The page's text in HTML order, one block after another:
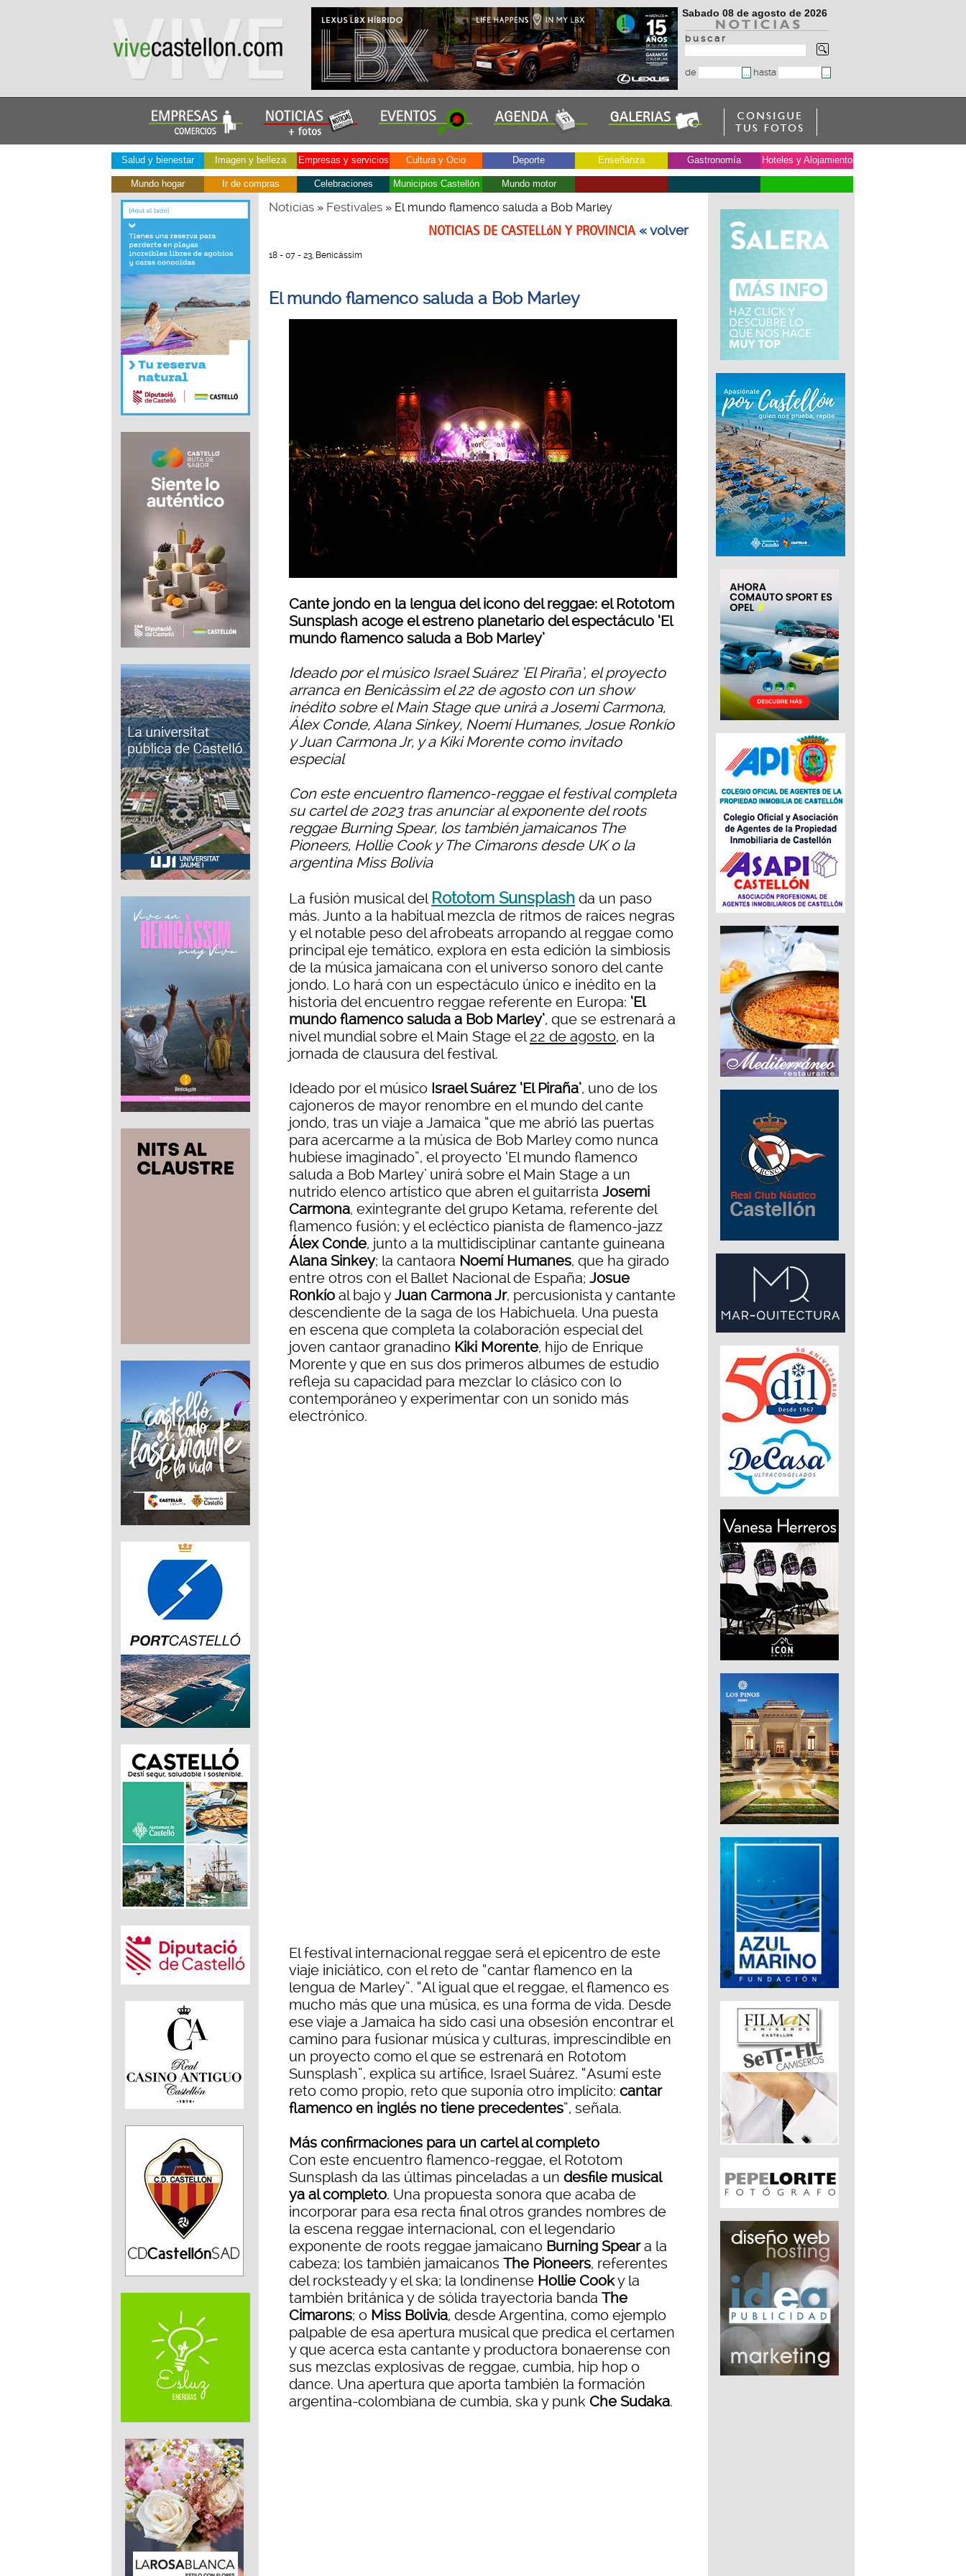
Sabado 08 de agosto de 2026
b u s c a r
de hasta
Salud y bienestar Imagen y belleza Empresas y servicios Cultura y Ocio Deporte Enseñanza Gastronomía Hoteles y Alojamiento
Mundo hogar Ir de compras Celebraciones Municipios Castellón Mundo motor
Noticias» Festivales» El mundo flamenco saluda a Bob Marley
NOTICIAS DE CASTELLóN Y PROVINCIA« volver
18 - 07 - 23, Benicàssim
El mundo flamenco saluda a Bob Marley
Cante jondo en la lengua del icono del reggae: el Rototom
Sunsplash acoge el estreno planetario del espectáculo ‘El
mundo flamenco saluda a Bob Marley’
Ideado por el músico Israel Suárez ‘El Piraña’, el proyecto
arranca en Benicàssim el 22 de agosto con un show
inédito sobre el Main Stage que unirá a Josemi Carmona,
Álex Conde, Alana Sinkey, Noemí Humanes, Josue Ronkío
y Juan Carmona Jr, y a Kiki Morente como invitado
especial
Con este encuentro flamenco-reggae el festival completa
su cartel de 2023 tras anunciar al exponente del roots
reggae Burning Spear, los también jamaicanos The
Pioneers, Hollie Cook y The Cimarons desde UK o la
argentina Miss Bolivia
La fusión musical del Rototom Sunsplash da un paso
más. Junto a la habitual mezcla de ritmos de raíces negras
y el notable peso del afrobeats arropando al reggae como
principal eje temático, explora en esta edición la simbiosis
de la música jamaicana con el universo sonoro del cante
jondo. Lo hará con un espectáculo único e inédito en la
historia del encuentro reggae referente en Europa: ‘El
mundo flamenco saluda a Bob Marley’, que se estrenará a
nivel mundial sobre el Main Stage el22 de agosto, en la
jornada de clausura del festival.
Ideado por el músico Israel Suárez ‘El Piraña’, uno de los
cajoneros de mayor renombre en el mundo del cante
jondo, tras un viaje a Jamaica “que me abrió las puertas
para acercarme a la música de Bob Marley como nunca
hubiese imaginado”, el proyecto ‘El mundo flamenco
saluda a Bob Marley’ unirá sobre el Main Stage a un
nutrido elenco artístico que abren el guitarrista Josemi
Carmona, exintegrante del grupo Ketama, referente del
flamenco fusión; y el ecléctico pianista de flamenco-jazz
Álex Conde, junto a la multidisciplinar cantante guineana
Alana Sinkey; la cantaora Noemí Humanes, que ha girado
entre otros con el Ballet Nacional de España; Josue
Ronkío al bajo yJuan Carmona Jr, percusionista y cantante
descendiente de la saga de los Habichuela. Una puesta
en escena que completa la colaboración especial del
joven cantaor granadino Kiki Morente, hijo de Enrique
Morente y que en sus dos primeros albumes de estudio
refleja su capacidad para mezclar lo clásico con lo
contemporáneo y experimentar con un sonido más
electrónico.
El festival internacional reggae será el epicentro de este
viaje iniciático, con el reto de “cantar flamenco en la
lengua de Marley”. “Al igual que el reggae, el flamenco es
mucho más que una música, es una forma de vida. Desde
ese viaje a Jamaica ha sido casi una obsesión encontrar el
camino para fusionar música y culturas, imprescindible en
un proyecto como el que se estrenará en Rototom
Sunsplash”, explica su artífice, Israel Suárez. “Asumí este
reto como propio, reto que suponía otro implícito: cantar
flamenco en inglés no tiene precedentes”, señala.
Más confirmaciones para un cartel al completo
Con este encuentro flamenco-reggae, el Rototom
Sunsplash da las últimas pinceladas a un desfile musical
ya al completo. Una propuesta sonora que acaba de
incorporar para esa recta final otros grandes nombres de
la escena reggae internacional, con el legendario
exponente de roots reggae jamaicano Burning Speara la
cabeza; los también jamaicanos The Pioneers, referentes
del rocksteady y el ska; la londinense Hollie Cooky la
también británica y de sólida trayectoria banda The
Cimarons; o Miss Bolivia, desde Argentina, como ejemplo
palpable de esa apertura musical que predica el certamen
y que acerca esta cantante y productora bonaerense con
sus mezclas explosivas de reggae, cumbia, hip hop o
dance. Una apertura que aporta también la formación
argentina-colombiana de cumbia, ska y punk Che Sudaka.